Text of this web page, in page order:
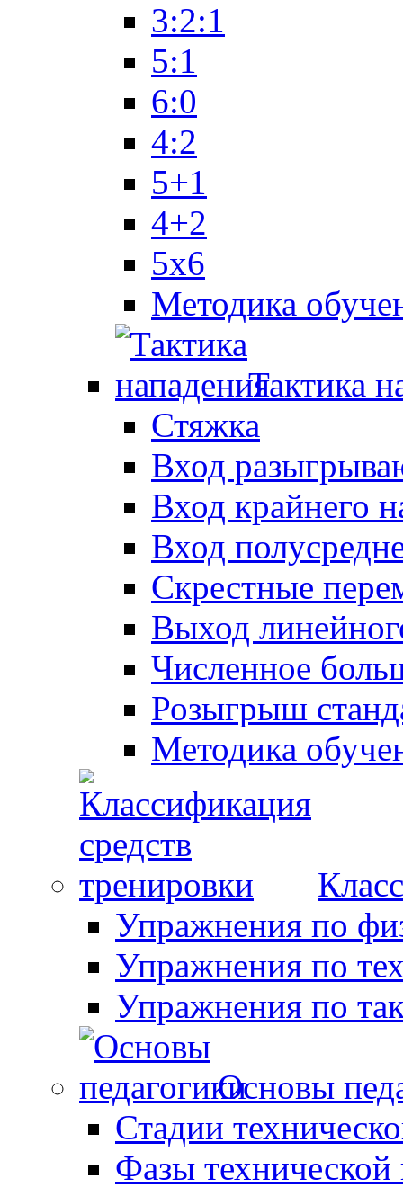
3:2:1
5:1
6:0
4:2
5+1
4+2
5x6
Методика
Тактика
Стяжка
Вход
Вход крайнего
Вход
Скрестные
Выход
Численное
Розыгрыш
Методика
Упражнения по
Упражнения по
Упражнения по
Основы
Стадии
Фазы технической